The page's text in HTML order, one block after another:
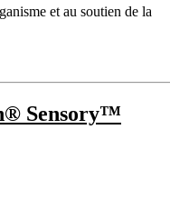
et au soutien de la
Sensory™